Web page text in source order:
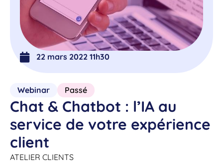
22 mars 2022 11h30
Webinar Passé
Chat & Chatbot : l’IA au
service de votre expérience
client
ATELIER CLIENTS